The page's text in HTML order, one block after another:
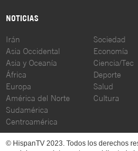
NOTICIAS
Irán
Asia Occidental
Asia y Oceanía
África
Europa
América del Norte
Sudamérica
Centroamérica
Sociedad
Economía
Ciencia/Tec
Deporte
Salud
Cultura
© HispanTV 2023. Todos los derechos